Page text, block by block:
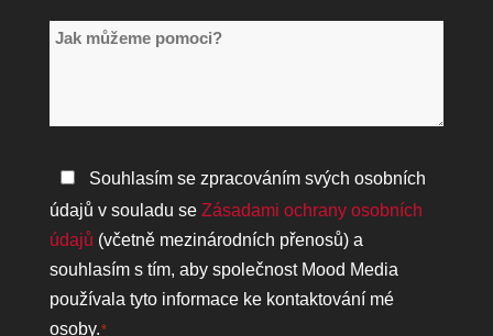
*Jak
Zásady
ochrany
osobních
údajů
*
Souhlasím se zpracováním svých osobních
údajů v souladu se Zásadami ochrany osobních
údajů (včetně mezinárodních přenosů) a
souhlasím s tím, aby společnost Mood Media
používala tyto informace ke kontaktování mé
osoby.*